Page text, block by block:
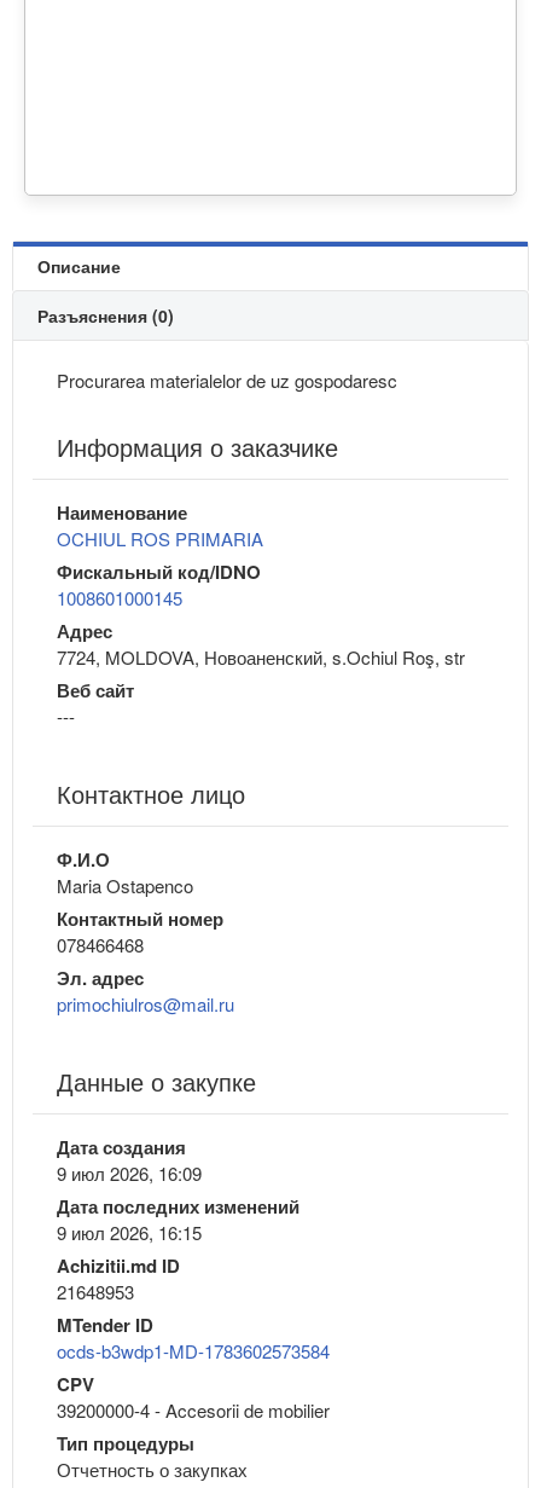
Описание
Разъяснения (0)
Procurarea materialelor de uz gospodaresc
Информация о заказчике
Наименование
OCHIUL ROS PRIMARIA
Фискальный код/IDNO
1008601000145
Адрес
7724, MOLDOVA, Новоаненский, s.Ochiul Roş, str
Веб сайт
---
Контактное лицо
Ф.И.О
Maria Ostapenco
Контактный номер
078466468
Эл. адрес
primochiulros@mail.ru
Данные о закупке
Дата создания
9 июл 2026, 16:09
Дата последних изменений
9 июл 2026, 16:15
Achizitii.md ID
21648953
MTender ID
ocds-b3wdp1-MD-1783602573584
CPV
39200000-4 - Accesorii de mobilier
Тип процедуры
Отчетность о закупках